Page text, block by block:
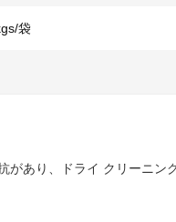
袋
があり、ドライ クリーニン